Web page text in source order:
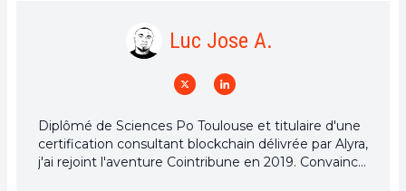
Luc Jose A.
Diplômé de Sciences Po Toulouse et titulaire d'une
certification consultant blockchain délivrée par Alyra,
j'ai rejoint l'aventure Cointribune en 2019. Convaincu